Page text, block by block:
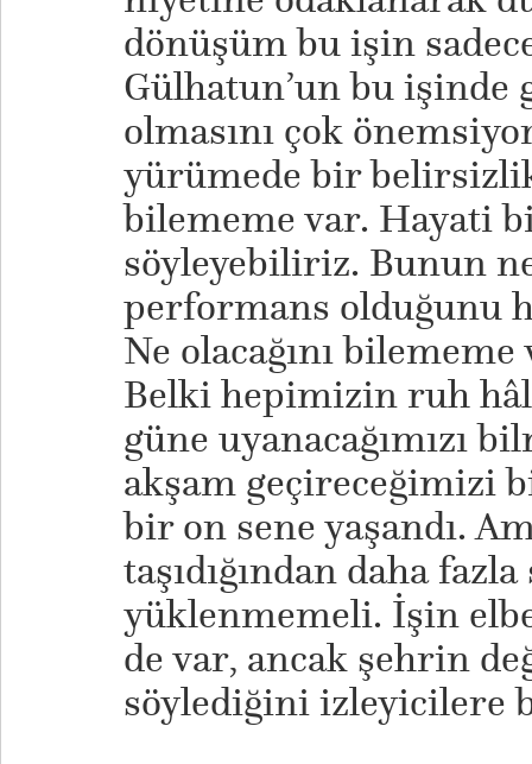
dönüşüm bu işin
Gülhatun’un bu
olmasını çok
yürümede bir belirsizlik
bilememe var. Hayati
söyleyebiliriz. Bunun
performans olduğunu
Ne olacağını
Belki hepimizin ruh
güne uyanacağımızı
akşam geçireceğimizi
bir on sene yaşandı.
taşıdığından daha
yüklenmemeli. İşin
de var, ancak şehrin
söylediğini izleyicilere